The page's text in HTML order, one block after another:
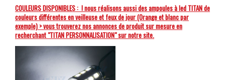
COULEURS DISPONIBLES : ! nous réalisons aussi des ampoules à led TITAN de
couleurs différentes en veilleuse et feux de jour (Orange et blanc par
exemple) > vous trouverez nos annonces de produit sur mesure en
recherchant "TITAN PERSONNALISATION" sur notre site.